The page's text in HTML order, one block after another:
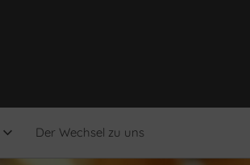
Der Wechsel zu uns